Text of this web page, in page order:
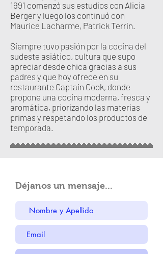
1991 comenzó sus estudios con Alicia
Berger y luego los continuó con
Maurice Lacharme, Patrick Terrin.
Siempre tuvo pasión por la cocina del
sudeste asiático, cultura que supo
apreciar desde chica gracias a sus
padres y que hoy ofrece en su
restaurante Captain Cook, donde
propone una cocina moderna, fresca y
aromática, priorizando las materias
primas y respetando los productos de
temporada.
Déjanos un mensaje...